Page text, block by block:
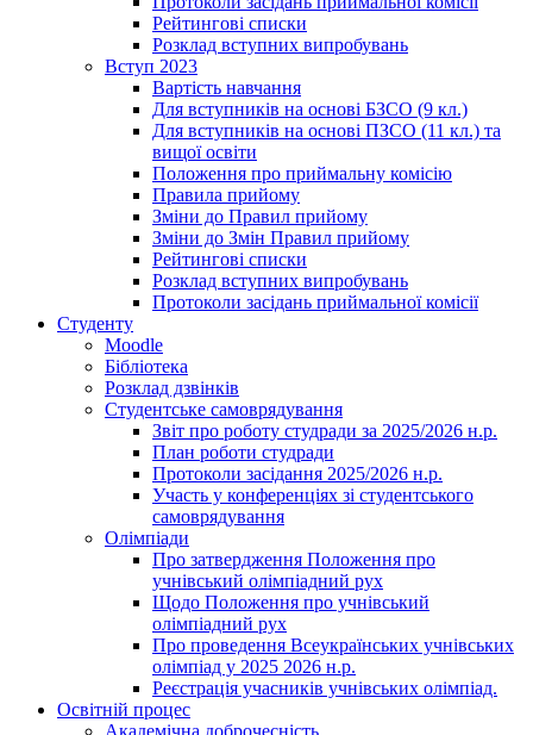
Рейтингові списки
Розклад вступних випробувань
Вступ 2023
Вартість навчання
Для вступників на основі БЗСО (9 кл.)
Для вступників на основі ПЗСО (11 кл.) та
вищої освіти
Положення про приймальну комісію
Правила прийому
Зміни до Правил прийому
Зміни до Змін Правил прийому
Рейтингові списки
Розклад вступних випробувань
Протоколи засідань приймальної комісії
Студенту
Moodle
Бібліотека
Розклад дзвінків
Студентське самоврядування
Звіт про роботу студради за 2025/2026 н.р.
План роботи студради
Протоколи засідання 2025/2026 н.р.
Участь у конференціях зі студентського
самоврядування
Олімпіади
Про затвердження Положення про
учнівський олімпіадний рух
Щодо Положення про учнівський
олімпіадний рух
Про проведення Всеукраїнських учнівських
олімпіад у 2025 2026 н.р.
Реєстрація учасників учнівських олімпіад.
Освітній процес
Академічна доброчесність